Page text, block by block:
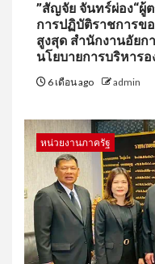
”สัญจัย จันทร์ผ่อง“ผู้
การปฏิบัติราชการข
สูงสุด สำนักงานอัยก
นโยบายการบริหารอ
6 เดือน ago admin
หน่วยงานภาครัฐ